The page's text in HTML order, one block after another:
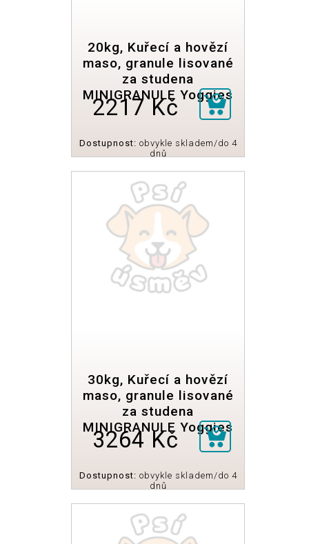
20kg, Kuřecí a hovězí
maso, granule lisované
za studena
MINIGRANULE Yoggies
2217 Kč
Dostupnost: obvykle skladem/do 4
dnů
30kg, Kuřecí a hovězí
maso, granule lisované
za studena
MINIGRANULE Yoggies
3264 Kč
Dostupnost: obvykle skladem/do 4
dnů